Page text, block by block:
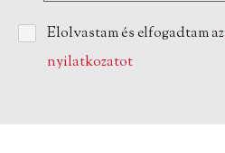
Elolvastam és elfogadtam az
nyilatkozatot